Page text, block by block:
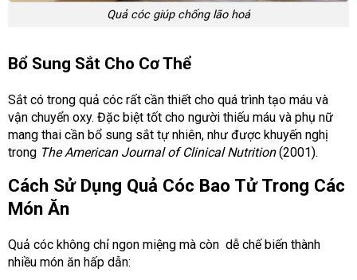
Quả cóc giúp chống lão hoá
Bổ Sung Sắt Cho Cơ Thể
Sắt có trong quả cóc rất cần thiết cho quá trình tạo máu và
vận chuyển oxy. Đặc biệt tốt cho người thiếu máu và phụ nữ
mang thai cần bổ sung sắt tự nhiên, như được khuyến nghị
trong The American Journal of Clinical Nutrition(2001).
Cách Sử Dụng Quả Cóc Bao Tử Trong Các
Món Ăn
Quả cóc không chỉ ngon miệng mà còn dễ chế biến thành
nhiều món ăn hấp dẫn: